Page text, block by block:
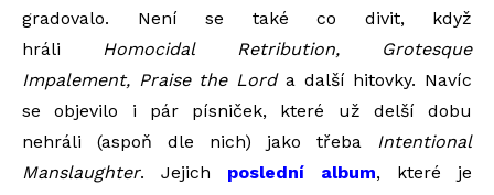
gradovalo. Není se také co divit, když
hráli Homocidal Retribution, Grotesque
Impalement, Praise the Lorda další hitovky. Navíc
se objevilo i pár písniček, které už delší dobu
nehráli (aspoň dle nich) jako třeba Intentional
Manslaughter. Jejich poslední album, které je